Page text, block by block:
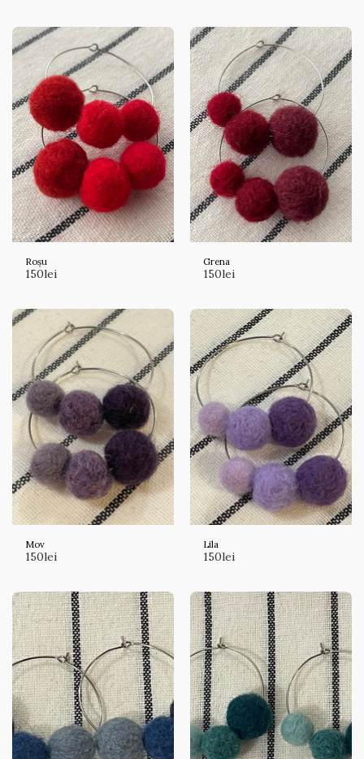
Roșu
150lei
Grena
150lei
Mov
150lei
Lila
150lei